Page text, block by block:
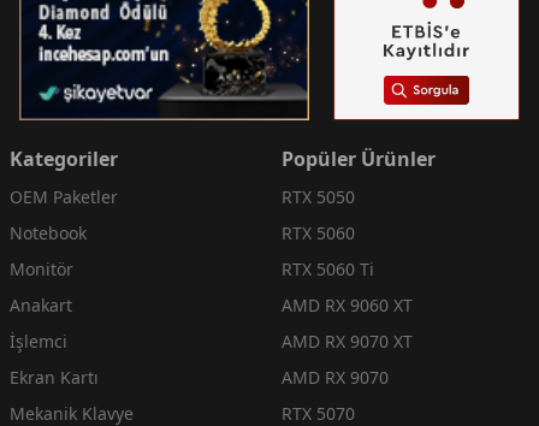
Kategoriler
OEM Paketler
Notebook
Monitör
Anakart
İşlemci
Ekran Kartı
Mekanik Klavye
Popüler Ürünler
RTX 5050
RTX 5060
RTX 5060 Ti
AMD RX 9060 XT
AMD RX 9070 XT
AMD RX 9070
RTX 5070